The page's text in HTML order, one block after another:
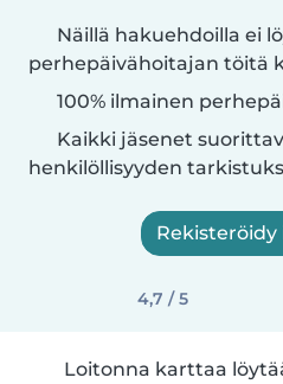
Näillä hakuehdoilla ei
perhepäivähoitajan töitä
100% ilmainen
Kaikki jäsenet
henkilöllisyyden
Rekisteröidy
4,7 / 5
Loitonna karttaa